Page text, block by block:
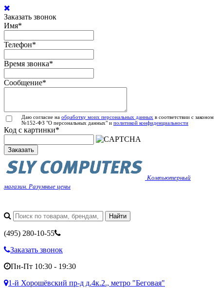
Заказать звонок
Имя*
Телефон*
Время звонка*
Сообщение*
Даю согласие на обработку моих персональных данных в соответствии с законом
№152-ФЗ "О персональных данных" и политикой конфиденциальности
Код с картинки*
Заказать
Компьютерный
магазин. Разумные цены
(495) 280-10-55
Заказать звонок
Пн-Пт 10:30 - 19:30
1-й Хорошёвский пр-д д.4к.2., метро "Беговая"